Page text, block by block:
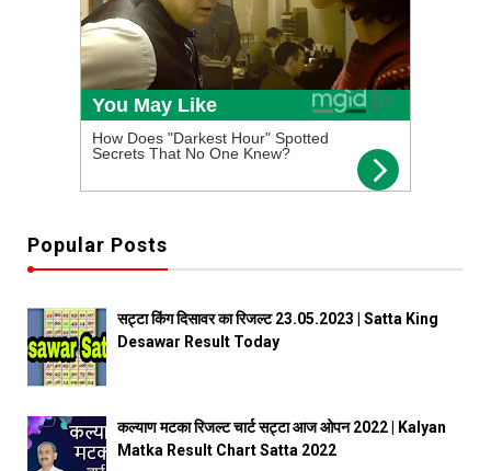
Popular Posts
सट्टा किंग दिसावर का रिजल्ट 23.05.2023 | Satta King
Desawar Result Today
कल्याण मटका रिजल्ट चार्ट सट्टा आज ओपन 2022 | Kalyan
Matka Result Chart Satta 2022